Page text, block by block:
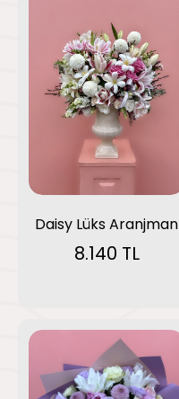
Daisy Lüks Aranjman
8.140 TL